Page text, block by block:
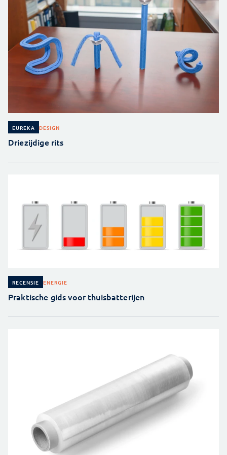
EUREKA DESIGN
Driezijdige rits
RECENSIE ENERGIE
Praktische gids voor thuisbatterijen